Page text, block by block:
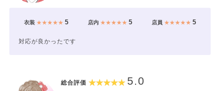
衣装★★★★★ 5 店内★★★★★ 5 店員 ★★★★★5
対応が良かったです
総合評価 5.0